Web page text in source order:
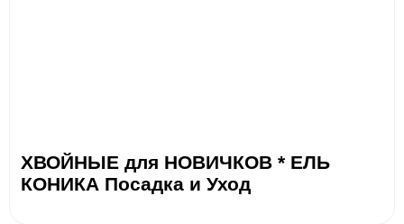
ХВОЙНЫЕ для НОВИЧКОВ * ЕЛЬ
КОНИКА Посадка и Уход